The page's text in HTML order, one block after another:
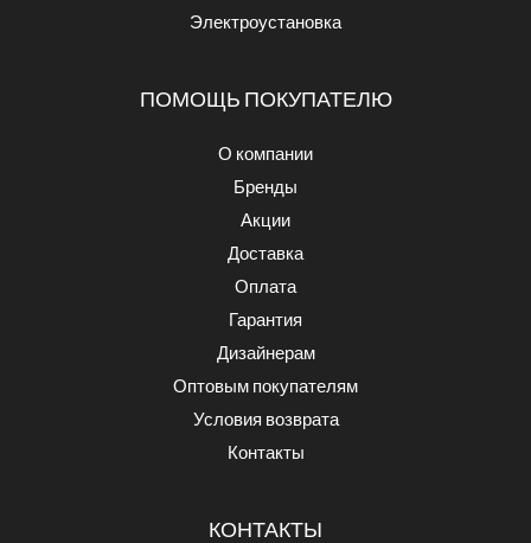
Электроустановка
ПОМОЩЬ ПОКУПАТЕЛЮ
О компании
Бренды
Акции
Доставка
Оплата
Гарантия
Дизайнерам
Оптовым покупателям
Условия возврата
Контакты
КОНТАКТЫ